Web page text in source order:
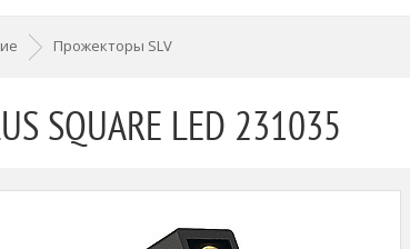
Прожекторы SLV
SQUARE LED 231035